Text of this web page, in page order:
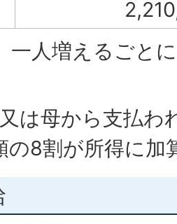
一人増えるごと
は母から支払わ
の8割が所得に加